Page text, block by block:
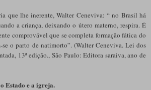
que lhe inerente, Walter Ceneviva: “ no Brasil há
a criança, deixando o útero materno, respira. É
comprovável que se completa formação fática do
se o parto de natimorto”. (Walter Ceneviva. Lei dos
13ª edição., São Paulo: Editora saraiva, ano de
Estado e a igreja.